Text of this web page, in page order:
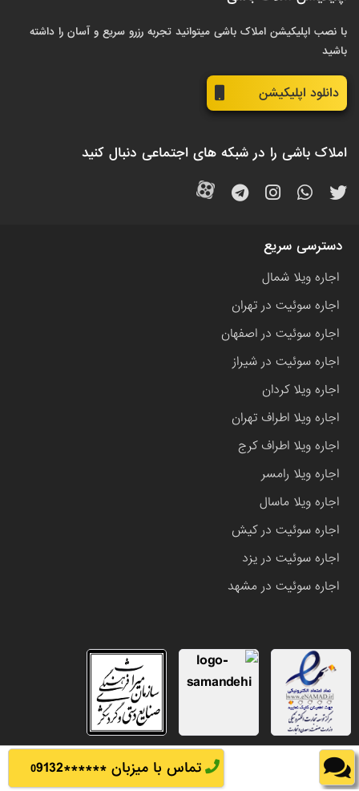
تماس با میزبان ****** 09132
با نصب اپلیکیشن املاک باشی میتوانید تجربه رزرو سریع و آسان را داشته
باشید
دانلود اپلیکیشن
املاک باشی را در شبکه های اجتماعی دنبال کنید
دسترسی سریع
اجاره ویلا شمال
اجاره سوئیت در تهران
اجاره سوئیت در اصفهان
اجاره سوئیت در شیراز
اجاره ویلا کردان
اجاره ویلا اطراف تهران
اجاره ویلا اطراف کرج
اجاره ویلا رامسر
اجاره ویلا ماسال
اجاره سوئیت در کیش
اجاره سوئیت در یزد
اجاره سوئیت در مشهد
تمامی حقوق این وب سایت متعلق به املاک باشی می باشد.